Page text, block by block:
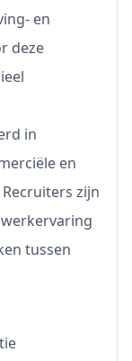
en
deze
in
en
zijn
tussen